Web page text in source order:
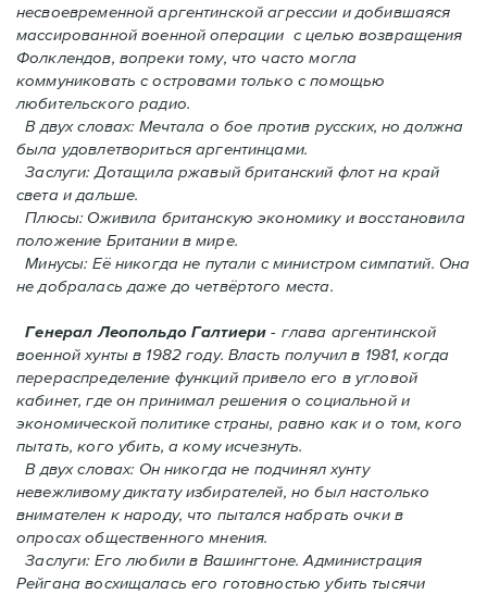
несвоевременной аргентинской агрессии и добившаяся
массированной военной операции с целью возвращения
Фолклендов, вопреки тому, что часто могла
коммуниковать с островами только с помощью
любительского радио.
В двух словах: Мечтала о бое против русских, но должна
была удовлетвориться аргентинцами.
Заслуги: Дотащила ржавый британский флот на край
света и дальше.
Плюсы: Оживила британскую экономику и восстановила
положение Британии в мире.
Минусы: Её никогда не путали с министром симпатий. Oнa
не добралась даже до четвёртого места.
Генерал Леопольдо Галтиери - глава аргентинской
военной хунты в 1982 году. Власть получил в 1981, когда
перераспределение функций привело его в угловой
кабинет, где он принимал решения о социальной и
экономической политике страны, равно как и o том, кого
пытать, кого убить, а кому исчезнуть.
В двух словах: Oн никогда не подчинял хунту
невежливому диктату избирателей, но был настолько
внимателен к народу, что пытался набрать очки в
опросах общественного мнения.
Заслуги: Его любили в Вашингтоне. Администрация
Рейгана восхищалась его готовностью убить тысячи